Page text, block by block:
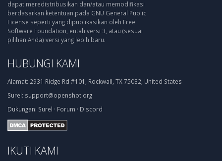
dapat meredistribusikan dan/atau memodifikasi
berdasarkan ketentuan pada GNU General Public
License seperti yang dipublikasikan oleh Free
Software Foundation, entah versi 3, atau (sesuai
pilihan Anda) versi yang lebih baru.
HUBUNGI KAMI
Alamat: 2931 Ridge Rd #101, Rockwall, TX 75032, United States
Surel: support@openshot.org
Dukungan: Surel · Forum · Discord
IKUTI KAMI